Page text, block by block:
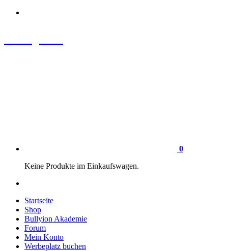
Zum
0
Keine Produkte im Einkaufswagen.
Startseite
Shop
Bullyion Akademie
Forum
Mein Konto
Werbeplatz buchen